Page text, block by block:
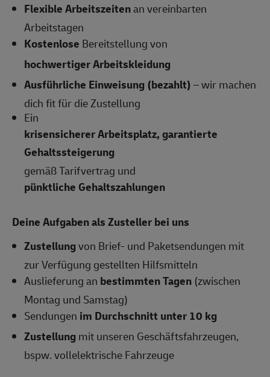
Flexible Arbeitszeitenan vereinbarten
Arbeitstagen
Kostenlose Bereitstellung von
hochwertiger Arbeitskleidung
Ausführliche Einweisung (bezahlt)– wir machen
dich fit für die Zustellung
Ein
krisensicherer Arbeitsplatz, garantierte
Gehaltssteigerung
gemäß Tarifvertrag und
pünktliche Gehaltszahlungen
Deine Aufgaben als Zusteller bei uns
Zustellungvon Brief- und Paketsendungen mit
zur Verfügung gestellten Hilfsmitteln
Auslieferung an bestimmten Tagen (zwischen
Montag und Samstag)
Sendungen im Durchschnitt unter 10 kg
Zustellungmit unseren Geschäftsfahrzeugen,
bspw. vollelektrische Fahrzeuge